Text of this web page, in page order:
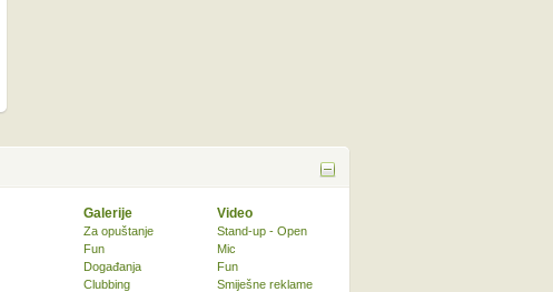
Galerije
Za opuštanje
Fun
Događanja
Clubbing
Video
Stand-up - Open
Mic
Fun
Smiješne reklame